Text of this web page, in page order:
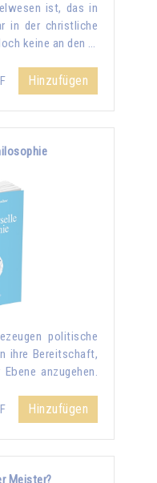
ist, das in
in der christliche
keine an den …
Hinzufügen
politische
ihre Bereitschaft,
anzugehen.
Hinzufügen
Meister?